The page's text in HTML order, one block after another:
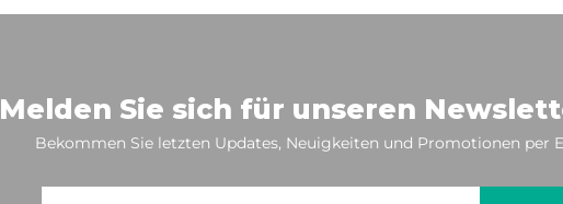
Melden Sie sich für unseren
Bekommen Sie letzten Updates, Neuigkeiten und Promotionen per